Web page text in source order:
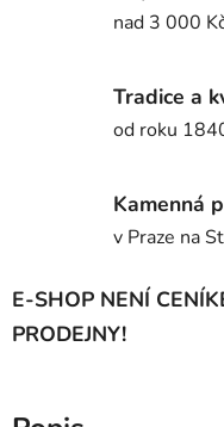
nad 3 000
Tradice a
od roku
Kamenná
v Praze na
E-SHOP NENÍ
PRODEJNY!